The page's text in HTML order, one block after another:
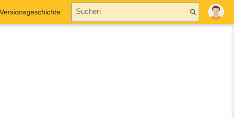
Versionsgeschichte